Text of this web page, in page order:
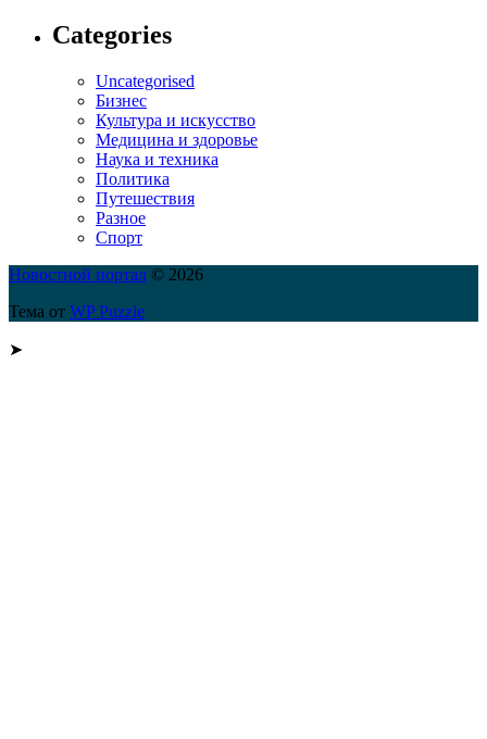
Categories
Uncategorised
Бизнес
Культура и искусство
Медицина и здоровье
Наука и техника
Политика
Путешествия
Разное
Спорт
Новостной портал © 2026
Тема от WP Puzzle
➤